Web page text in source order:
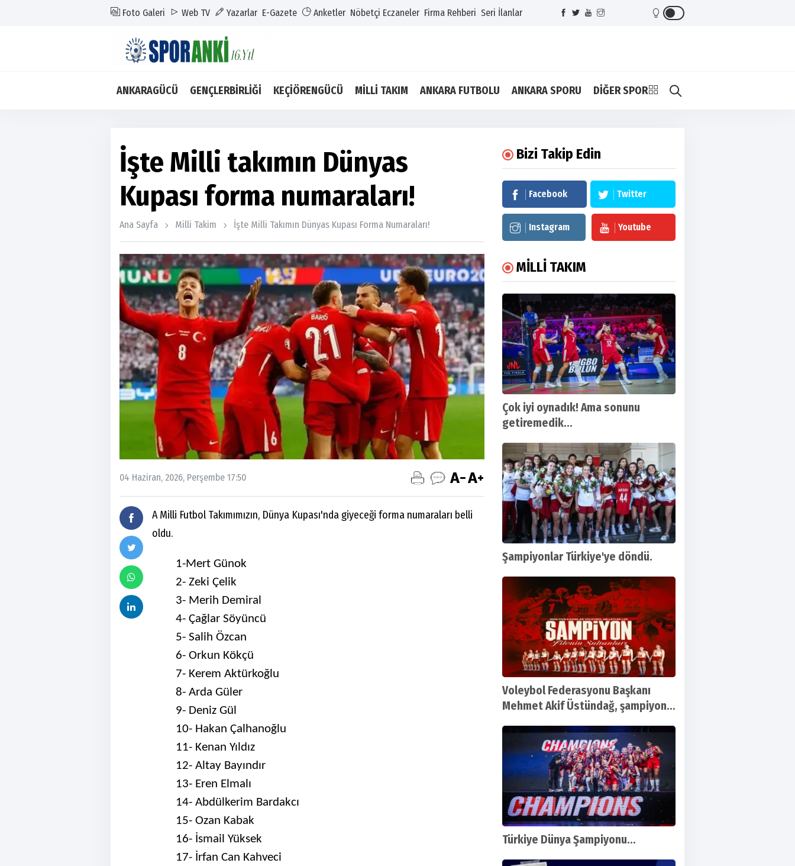
Foto Galeri Web TV Yazarlar E-Gazete Anketler Nöbetçi Eczaneler Firma Rehberi Seri İlanlar
ANKARAGÜCÜ GENÇLERBİRLİĞİ KEÇİÖRENGÜCÜ MİLLİ TAKIM ANKARA FUTBOLU ANKARA SPORU DİĞER SPOR
İşte Milli takımın Dünyas
Kupası forma numaraları!
Ana Sayfa Milli Takim İşte Milli Takımın Dünyas Kupası Forma Numaraları!
04 Haziran, 2026, Perşembe 17:50
A Milli Futbol Takımımızın, Dünya Kupası'nda giyeceği forma numaraları belli
oldu.
1-Mert Günok
2- Zeki Çelik
3- Merih Demiral
4- Çağlar Söyüncü
5- Salih Özcan
6- Orkun Kökçü
7- Kerem Aktürkoğlu
8- Arda Güler
9- Deniz Gül
10- Hakan Çalhanoğlu
11- Kenan Yıldız
12- Altay Bayındır
13- Eren Elmalı
14- Abdülkerim Bardakcı
15- Ozan Kabak
16- İsmail Yüksek
17- İrfan Can Kahveci
Bizi Takip Edin
Facebook Twitter
Instagram Youtube
MİLLİ TAKIM
Çok iyi oynadık! Ama sonunu
getiremedik...
Şampiyonlar Türkiye'ye döndü.
Voleybol Federasyonu Başkanı
Mehmet Akif Üstündağ, şampiyon
Türkiye Dünya Şampiyonu...